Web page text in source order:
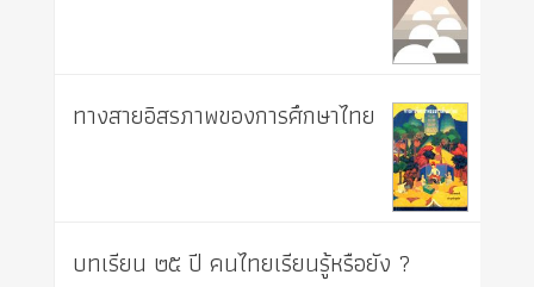
ทางสายอิสรภาพของการศึกษาไทย
บทเรียน ๒๕ ปี คนไทยเรียนรู้หรือยัง ?